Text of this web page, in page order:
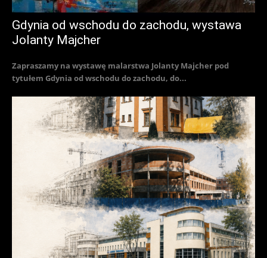
Gdynia od wschodu do zachodu, wystawa
Jolanty Majcher
Zapraszamy na wystawę malarstwa Jolanty Majcher pod
tytułem Gdynia od wschodu do zachodu, do...